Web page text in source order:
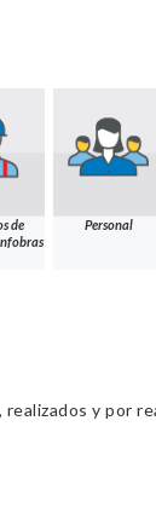
de
Personal
y por